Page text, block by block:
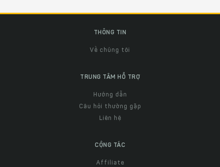
THÔNG TIN
Về chúng tôi
TRUNG TÂM HỖ TRỢ
Hướng dẫn
Câu hỏi thường gặp
Liên hệ
CỘNG TÁC
Affiliate